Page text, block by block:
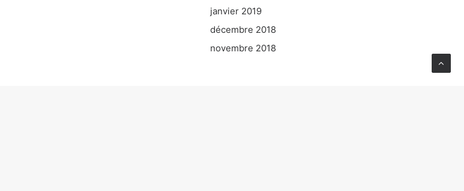
janvier 2019
décembre 2018
novembre 2018